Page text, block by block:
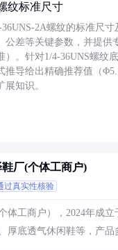
纹标准尺寸
2A螺纹的标准尺寸
公差等关键参数，并提供
）。针对1/4-36UNS螺纹
推导给出精确推荐值（
展知识。
厂(个体工商户)
过真实性核验
体工商户），2024年成
厚底透气休闲鞋等，产品